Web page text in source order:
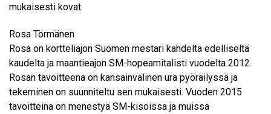
mukaisesti kovat.
Rosa Törmänen
Rosa on kortteliajon Suomen mestari kahdelta edelliseltä
kaudelta ja maantieajon SM-hopeamitalisti vuodelta 2012.
Rosan tavoitteena on kansainvälinen ura pyöräilyssä ja
tekeminen on suunniteltu sen mukaisesti. Vuoden 2015
tavoitteina on menestyä SM-kisoissa ja muissa